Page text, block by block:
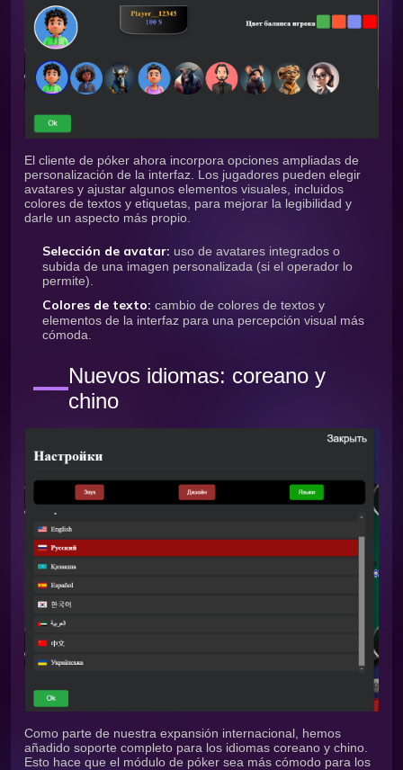
El cliente de póker ahora incorpora opciones ampliadas de
personalización de la interfaz. Los jugadores pueden elegir
avatares y ajustar algunos elementos visuales, incluidos
colores de textos y etiquetas, para mejorar la legibilidad y
darle un aspecto más propio.
Selección de avatar: uso de avatares integrados o
subida de una imagen personalizada (si el operador lo
permite).
Colores de texto: cambio de colores de textos y
elementos de la interfaz para una percepción visual más
cómoda.
Nuevos idiomas: coreano y
chino
Como parte de nuestra expansión internacional, hemos
añadido soporte completo para los idiomas coreano y chino.
Esto hace que el módulo de póker sea más cómodo para los